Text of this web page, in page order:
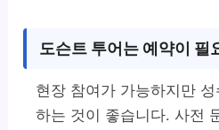
도슨트 투어는 예약이 필
현장 참여가 가능하지만
하는 것이 좋습니다. 사전